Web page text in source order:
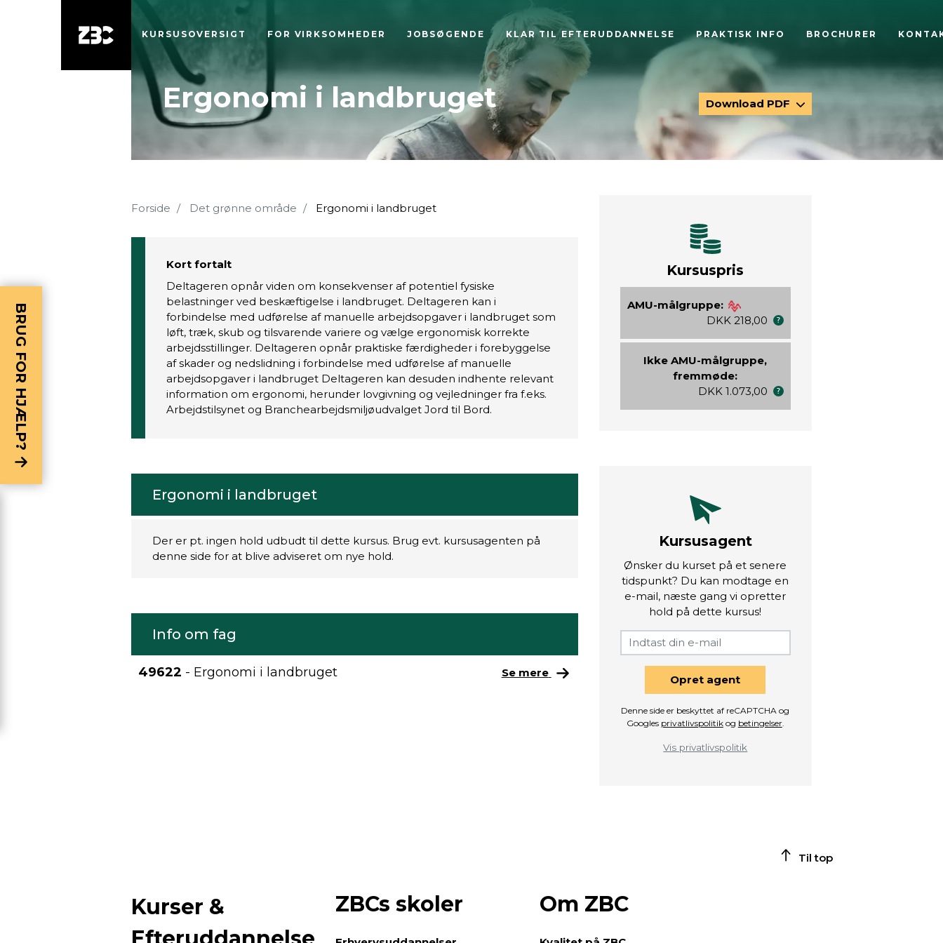
KURSUSOVERSIGT FOR VIRKSOMHEDER JOBSØGENDE KLAR TIL EFTERUDDANNELSE PRAKTISK INFO BROCHURER
Ergonomi i landbruget Download PDF
Forside Det grønne område Ergonomi i landbruget
Kort fortalt
Deltageren opnår viden om konsekvenser af potentiel fysiske
belastninger ved beskæftigelse i landbruget. Deltageren kan i
forbindelse med udførelse af manuelle arbejdsopgaver i landbruget som
løft, træk, skub og tilsvarende variere og vælge ergonomisk korrekte
arbejdsstillinger. Deltageren opnår praktiske færdigheder i forebyggelse
af skader og nedslidning i forbindelse med udførelse af manuelle
arbejdsopgaver i landbruget Deltageren kan desuden indhente relevant
information om ergonomi, herunder lovgivning og vejledninger fra f.eks.
Arbejdstilsynet og Branchearbejdsmiljøudvalget Jord til Bord.
Ergonomi i landbruget
Der er pt. ingen hold udbudt til dette kursus. Brug evt. kursusagenten på
denne side for at blive adviseret om nye hold.
Info om fag
49622 - Ergonomi i landbruget Se mere
Kursuspris
AMU-målgruppe:
DKK 218,00
Ikke AMU-målgruppe,
fremmøde:
DKK 1.073,00
Kursusagent
Ønsker du kurset på et senere
tidspunkt? Du kan modtage en
e-mail, næste gang vi opretter
hold på dette kursus!
Opret agent
Denne side er beskyttet af reCAPTCHA og
Googles privatlivspolitikog betingelser.
Vis privatlivspolitik
BRUG FOR HJÆLP?
Til top
Kurser &
ZBCs skoler Om ZBC